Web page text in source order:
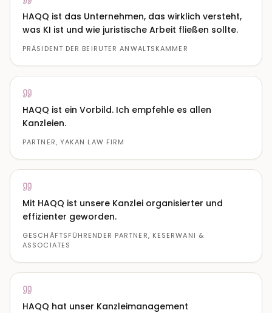
HAQQ ist das Unternehmen, das wirklich versteht,
was KI ist und wie juristische Arbeit fließen sollte.
PRÄSIDENT DER BEIRUTER ANWALTSKAMMER
HAQQ ist ein Vorbild. Ich empfehle es allen
Kanzleien.
PARTNER, YAKAN LAW FIRM
Mit HAQQ ist unsere Kanzlei organisierter und
effizienter geworden.
GESCHÄFTSFÜHRENDER PARTNER, KESERWANI &
ASSOCIATES
HAQQ hat unser Kanzleimanagement